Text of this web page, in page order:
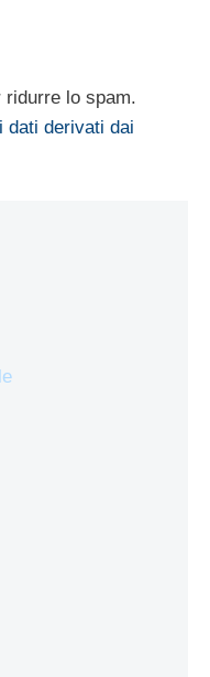
lo spam.
dati derivati dai